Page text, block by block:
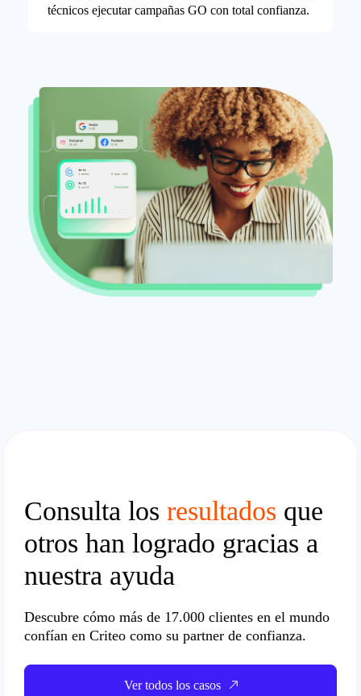
técnicos ejecutar campañas GO con total confianza.
Consulta losresultados que
otros han logrado gracias a
nuestra ayuda
Descubre cómomás de 17.000 clientes en el mundo
confían en Criteo como su partner de confianza.
Ver todos los casos